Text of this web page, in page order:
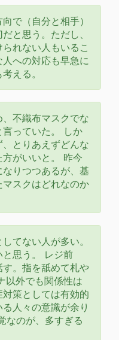
で（自分と相手）
と思う。ただし、
れない人もいるこ
への対応も早急に
える。
不織布マスクでな
っていた。 しか
とりあえずどんな
がいいと。 昨今
りつつあるが、基
スクはどれなのか
てない人が多い。
思う。 レジ前
。指を舐めて札や
以外でも関係性は
策としては有効的
人々の意識が余り
なのが、多すぎる